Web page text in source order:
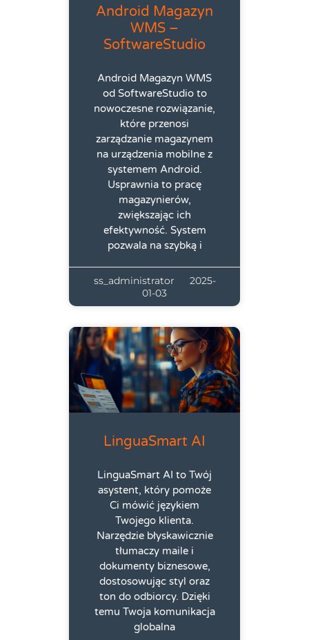
Android Magazyn
WMS –
SoftwareStudio
Android Magazyn WMS
od SoftwareStudio to
nowoczesne rozwiązanie,
które przenosi
zarządzanie magazynem
na urządzenia mobilne z
systemem Android.
Usprawnia to pracę
magazynierów,
zwiększając ich
efektywność. System
pozwala na szybką i
ss_administrator
2025-
01-03
LinguaSmart AI
LinguaSmart AI to Twój
asystent, który pomoże
Ci mówić językiem
Twojego klienta.
Narzędzie błyskawicznie
tłumaczy maile i
dokumenty biznesowe,
dostosowując styl oraz
ton do odbiorcy. Dzięki
temu Twoja komunikacja
globalna